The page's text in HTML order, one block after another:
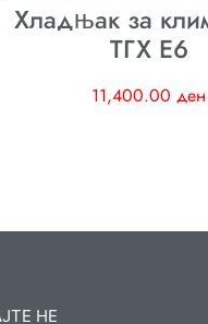
Хладњак за
ТГХ E6
11,400.00 ден
НЕ